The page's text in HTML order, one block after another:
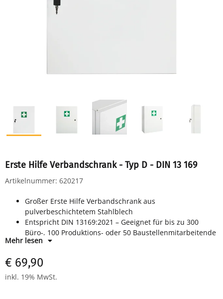
Erste Hilfe Verbandschrank - Typ D - DIN 13 169
Artikelnummer: 620217
Großer Erste Hilfe Verbandschrank aus
pulverbeschichtetem Stahlblech
Entspricht DIN 13169:2021 – Geeignet für bis zu 300
Büro-, 100 Produktions- oder 50 Baustellenmitarbeitende
Abschließbar mit Sicherheitsschloss und 2 Schlüsseln
Flexibel montierbar: "Upside-Down" - Türanschlag rechts
oder links
Mehr lesen
€ 69,90
inkl. 19% MwSt.